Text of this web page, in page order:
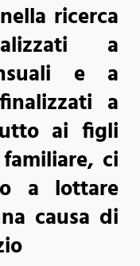
ricerca
a
e a
a
ai figli
ci
a lottare
causa di